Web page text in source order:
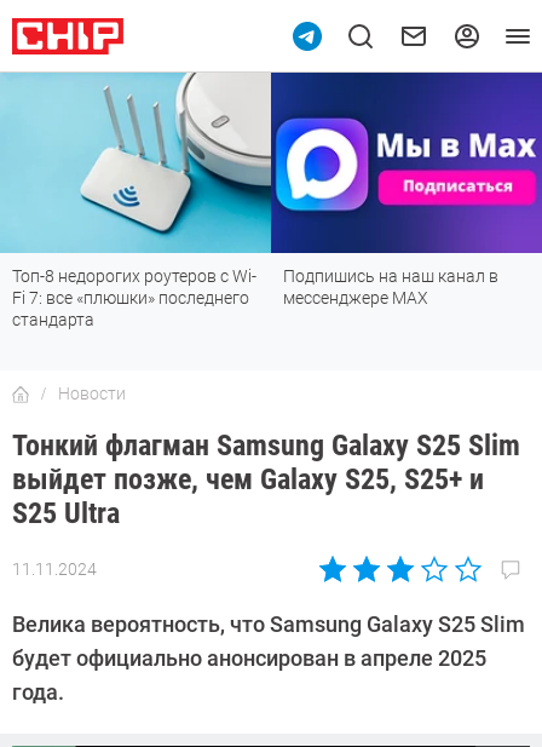
Топ-8 недорогих роутеров с Wi-
Fi 7: все «плюшки» последнего
стандарта
Подпишись на наш канал в
мессенджере МАХ
Новости
Тонкий флагман Samsung Galaxy S25 Slim
выйдет позже, чем Galaxy S25, S25+ и
S25 Ultra
11.11.2024
Автор:
Калашников
Велика вероятность, что Samsung Galaxy S25 Slim
будет официально анонсирован в апреле 2025
года.